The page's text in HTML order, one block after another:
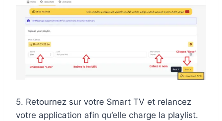
5. Retournez sur votre Smart TV et relancez
votre application afin qu’elle charge la playlist.